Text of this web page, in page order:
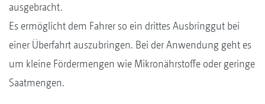
ausgebracht.
Es ermöglicht dem Fahrer so ein drittes Ausbringgut bei
einer Überfahrt auszubringen. Bei der Anwendung geht es
um kleine Fördermengen wie Mikronährstoffe oder geringe
Saatmengen.